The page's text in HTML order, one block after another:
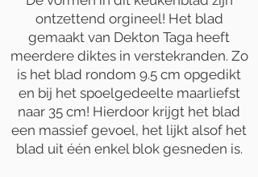
ontzettend orgineel! Het blad
gemaakt van Dekton Taga heeft
meerdere diktes in verstekranden. Zo
is het blad rondom 9.5 cm opgedikt
en bij het spoelgedeelte maarliefst
naar 35 cm! Hierdoor krijgt het blad
een massief gevoel, het lijkt alsof het
blad uit één enkel blok gesneden is.